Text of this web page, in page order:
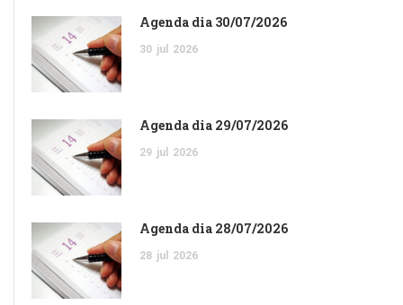
Agenda dia 30/07/2026
30 jul 2026
Agenda dia 29/07/2026
29 jul 2026
Agenda dia 28/07/2026
28 jul 2026